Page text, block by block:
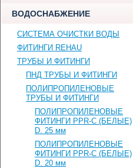
ВОДОСНАБЖЕНИЕ
СИСТЕМА ОЧИСТКИ ВОДЫ
ФИТИНГИ REHAU
ТРУБЫ И ФИТИНГИ
ПНД ТРУБЫ И ФИТИНГИ
ПОЛИПРОПИЛЕНОВЫЕ
ТРУБЫ И ФИТИНГИ
ПОЛИПРОПИЛЕНОВЫЕ
ФИТИНГИ PPR-C (БЕЛЫЕ)
D. 25 мм
ПОЛИПРОПИЛЕНОВЫЕ
ФИТИНГИ PPR-C (БЕЛЫЕ)
D. 20 мм